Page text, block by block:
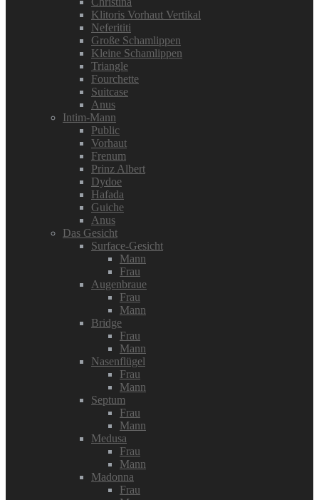
Klitoris Vorhaut Vertikal
Neferititi
Große Schamlippen
Kleine Schamlippen
Triangle
Fourchette
Suitcase
Anus
Intim-Mann
Public
Vorhaut
Frenum
Prinz Albert
Dydoe
Hafada
Guiche
Anus
Das Gesicht
Surface-Gesicht
Mann
Frau
Augenbraue
Frau
Mann
Bridge
Frau
Mann
Nasenflügel
Frau
Mann
Septum
Frau
Mann
Medusa
Frau
Mann
Madonna
Frau